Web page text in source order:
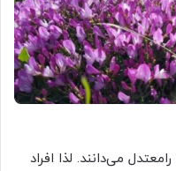
می‌دانند. لذا افراد